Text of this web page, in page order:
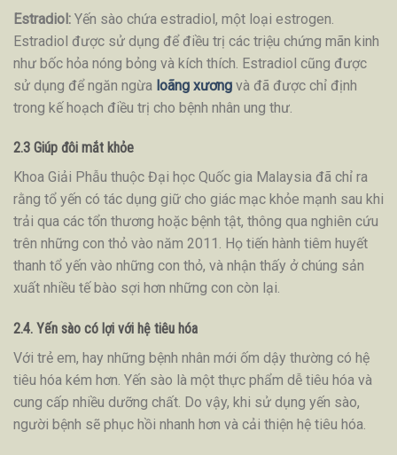
Estradiol: Yến sào chứa estradiol, một loại estrogen.
Estradiol được sử dụng để điều trị các triệu chứng mãn kinh
như bốc hỏa nóng bỏng và kích thích. Estradiol cũng được
sử dụng để ngăn ngừa loãng xương và đã được chỉ định
trong kế hoạch điều trị cho bệnh nhân ung thư.
2.3 Giúp đôi mắt khỏe
Khoa Giải Phẫu thuộc Đại học Quốc gia Malaysia đã chỉ ra
rằng tổ yến có tác dụng giữ cho giác mạc khỏe mạnh sau khi
trải qua các tổn thương hoặc bệnh tật, thông qua nghiên cứu
trên những con thỏ vào năm 2011. Họ tiến hành tiêm huyết
thanh tổ yến vào những con thỏ, và nhận thấy ở chúng sản
xuất nhiều tế bào sợi hơn những con còn lại.
2.4. Yến sào có lợi với hệ tiêu hóa
Với trẻ em, hay những bệnh nhân mới ốm dậy thường có hệ
tiêu hóa kém hơn. Yến sào là một thực phẩm dễ tiêu hóa và
cung cấp nhiều dưỡng chất. Do vậy, khi sử dụng yến sào,
người bệnh sẽ phục hồi nhanh hơn và cải thiện hệ tiêu hóa.